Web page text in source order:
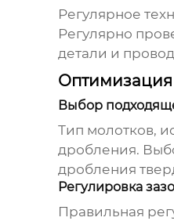
Регулярное
Регулярно
детали и
Выбор
Тип молотков,
дробления.
дробления
Регулировка
Правильная